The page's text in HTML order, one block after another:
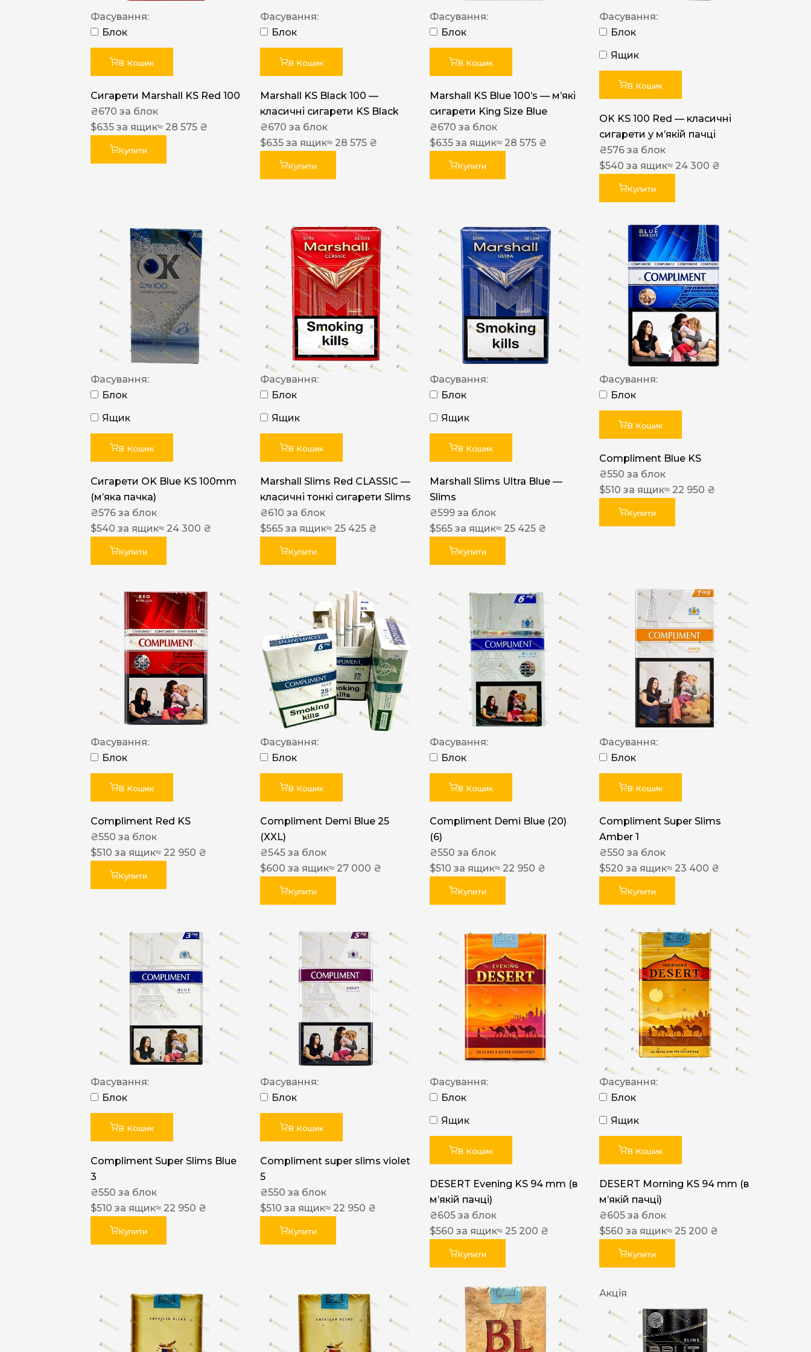
Leana
ASTRU
De Santis
MONUS
NERO
NERO
Гуцульскі
Italian Blend 821
OSCAR
Cigaronne
Фасування:
Блок
В Кошик
Сигарети Marshall KS Red 100
₴670 за блок
$635 за ящик≈ 28 575 ₴
Купити
Фасування:
Блок
В Кошик
Marshall KS Black 100 —
класичні сигарети KS Black
₴670 за блок
$635 за ящик≈ 28 575 ₴
Купити
Фасування:
Блок
В Кошик
Marshall KS Blue 100’s — м’які
сигарети King Size Blue
₴670 за блок
$635 за ящик≈ 28 575 ₴
Купити
Фасування:
Блок
Ящик
В Кошик
OK KS 100 Red — класичні
сигарети у м’якій пачці
₴576 за блок
$540 за ящик≈ 24 300 ₴
Купити
Фасування:
Блок
Ящик
В Кошик
Сигарети OK Blue KS 100mm
(м’яка пачка)
₴576 за блок
$540 за ящик≈ 24 300 ₴
Купити
Фасування:
Блок
Ящик
В Кошик
Marshall Slims Red CLASSIC —
класичні тонкі сигарети Slims
₴610 за блок
$565 за ящик≈ 25 425 ₴
Купити
Фасування:
Блок
Ящик
В Кошик
Marshall Slims Ultra Blue —
Slims
₴599 за блок
$565 за ящик≈ 25 425 ₴
Купити
Фасування:
Блок
В Кошик
Compliment Blue KS
₴550 за блок
$510 за ящик≈ 22 950 ₴
Купити
Фасування:
Блок
В Кошик
Compliment Red KS
₴550 за блок
$510 за ящик≈ 22 950 ₴
Купити
Фасування:
Блок
В Кошик
Compliment Demi Blue 25
(XXL)
₴545 за блок
$600 за ящик≈ 27 000 ₴
Купити
Фасування:
Блок
В Кошик
Compliment Demi Blue (20)
(6)
₴550 за блок
$510 за ящик≈ 22 950 ₴
Купити
Фасування:
Блок
В Кошик
Compliment Super Slims
Amber 1
₴550 за блок
$520 за ящик≈ 23 400 ₴
Купити
Фасування:
Блок
В Кошик
Compliment Super Slims Blue
3
₴550 за блок
$510 за ящик≈ 22 950 ₴
Купити
Фасування:
Блок
В Кошик
Compliment super slims violet
5
₴550 за блок
$510 за ящик≈ 22 950 ₴
Купити
Фасування:
Блок
Ящик
В Кошик
DESERT Evening KS 94 mm (в
мʼякій пачці)
₴605 за блок
$560 за ящик≈ 25 200 ₴
Купити
Фасування:
Блок
Ящик
В Кошик
DESERT Morning KS 94 mm (в
мʼякій пачці)
₴605 за блок
$560 за ящик≈ 25 200 ₴
Купити
Акція